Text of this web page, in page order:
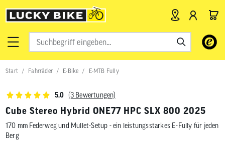
Verwende
Pfeile
nach
das
Ergebnis
Start Fahrräder E-Bike E-MTB Fully
5.0 (3 Bewertungen)
Cube Stereo Hybrid ONE77 HPC SLX 800 2025
170 mm Federweg und Mullet-Setup - ein leistungsstarkes E-Fully für jeden
Berg